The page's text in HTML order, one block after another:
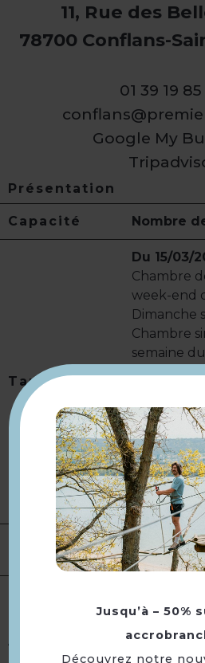
11, Rue des
78700 Conflans-
01 39 19
Google My
Présentation
Capacité Nombre
Tarifs
Du 15/03/
Chambre
week-end
Dimanche
Chambre
semaine
Petit
Taxe de
Modes
bancaire/
Vacances
Paiement
Ouverture Toute
Accueil
Animaux
Tourisme
en fauteuil
Jusqu’à – 50%
Découvrez notre